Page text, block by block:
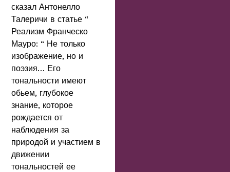
сказал Антонелло
Талеричи в статье “
Реализм Франческо
Мауро: “ Не только
изображение, но и
поэзия… Его
тональности имеют
обьем, глубокое
знание, которое
рождается от
наблюдения за
природой и участием в
движении
тональностей ее